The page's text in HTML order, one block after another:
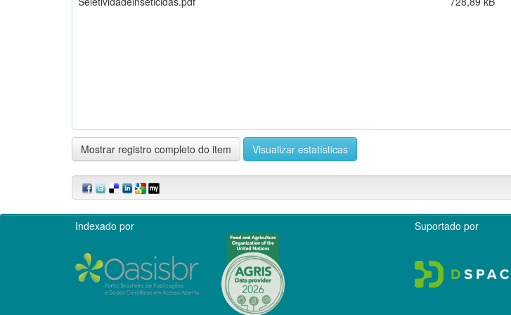
Mostrar registro completo do item Visualizar estatísticas
Indexado por Suportado por